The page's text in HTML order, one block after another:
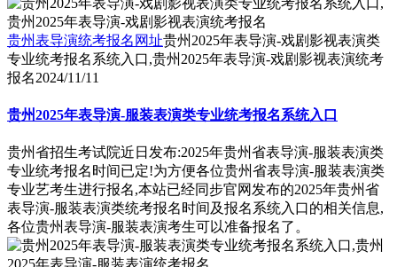
贵州表导演统考报名网址贵州2025年表导演-戏剧影视表演类
专业统考报名系统入口,贵州2025年表导演-戏剧影视表演统考
报名2024/11/11
贵州2025年表导演-服装表演类专业统考报名系统入口
贵州省招生考试院近日发布:2025年贵州省表导演-服装表演类
专业统考报名时间已定!为方便各位贵州省表导演-服装表演类
专业艺考生进行报名,本站已经同步官网发布的2025年贵州省
表导演-服装表演类统考报名时间及报名系统入口的相关信息,
各位贵州表导演-服装表演考生可以准备报名了。